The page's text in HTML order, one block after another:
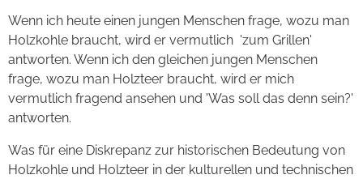
Wenn ich heute einen jungen Menschen frage, wozu man
Holzkohle braucht, wird er vermutlich 'zum Grillen'
antworten. Wenn ich den gleichen jungen Menschen
frage, wozu man Holzteer braucht, wird er mich
vermutlich fragend ansehen und 'Was soll das denn sein?'
antworten.
Was für eine Diskrepanz zur historischen Bedeutung von
Holzkohle und Holzteer in der kulturellen und technischen